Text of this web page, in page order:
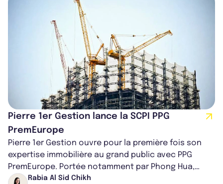
Pierre 1er Gestion lance la SCPI PPG
PremEurope
Pierre 1er Gestion ouvre pour la première fois son
expertise immobilière au grand public avec PPG
PremEurope. Portée notamment par Phong Hua,
ancien directeur des investissements d...
Rabia Al Sid Chikh